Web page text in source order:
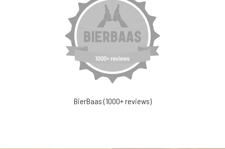
BierBaas (1000+ reviews)